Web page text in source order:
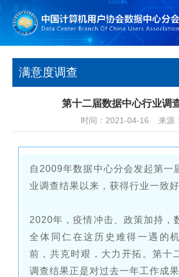
满意度调查
第十二届数据中心行业调
时间：2021-04-16 来源：
自2009年数据中心分会发起第一
业调查结果以来，获得行业一致好
2020年，疫情冲击、政策加持，
全体同仁在这历史难得一遇的
前，共克时艰，大力开拓。第十
调查结果正是对过去一年工作成果